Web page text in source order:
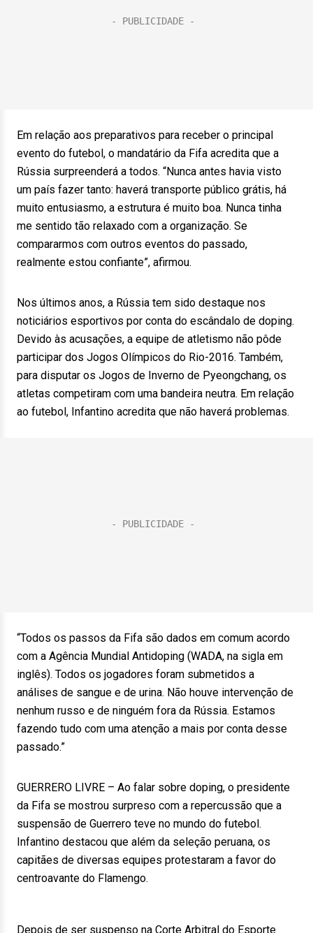
Em relação aos preparativos para receber o principal
evento do futebol, o mandatário da Fifa acredita que a
Rússia surpreenderá a todos. “Nunca antes havia visto
um país fazer tanto: haverá transporte público grátis, há
muito entusiasmo, a estrutura é muito boa. Nunca tinha
me sentido tão relaxado com a organização. Se
compararmos com outros eventos do passado,
realmente estou confiante”, afirmou.
Nos últimos anos, a Rússia tem sido destaque nos
noticiários esportivos por conta do escândalo de doping.
Devido às acusações, a equipe de atletismo não pôde
participar dos Jogos Olímpicos do Rio-2016. Também,
para disputar os Jogos de Inverno de Pyeongchang, os
atletas competiram com uma bandeira neutra. Em relação
ao futebol, Infantino acredita que não haverá problemas.
“Todos os passos da Fifa são dados em comum acordo
com a Agência Mundial Antidoping (WADA, na sigla em
inglês). Todos os jogadores foram submetidos a
análises de sangue e de urina. Não houve intervenção de
nenhum russo e de ninguém fora da Rússia. Estamos
fazendo tudo com uma atenção a mais por conta desse
passado.”
GUERRERO LIVRE – Ao falar sobre doping, o presidente
da Fifa se mostrou surpreso com a repercussão que a
suspensão de Guerrero teve no mundo do futebol.
Infantino destacou que além da seleção peruana, os
capitães de diversas equipes protestaram a favor do
centroavante do Flamengo.
Depois de ser suspenso na Corte Arbitral do Esporte